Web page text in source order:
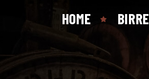
HOME BIRRE